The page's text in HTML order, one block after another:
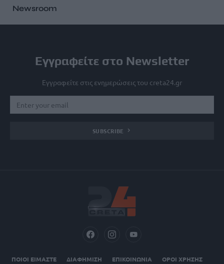
Newsroom
Εγγραφείτε στο Newsletter
Εγγραφείτε στις ενημερώσεις του creta24.gr
SUBSCRIBE
ΠΟΙΟΙ ΕΙΜΑΣΤΕ ΔΙΑΦΗΜΙΣΗ ΕΠΙΚΟΙΝΩΝΙΑ ΟΡΟΙ ΧΡΗΣΗΣ